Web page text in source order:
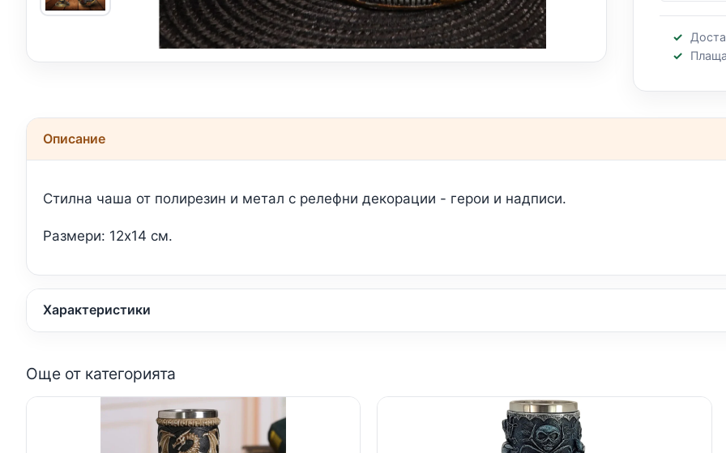
Описание
Стилна чаша от полирезин и метал с релефни декорации - герои и надписи.
Размери: 12х14 см.
Характеристики
Още от категорията